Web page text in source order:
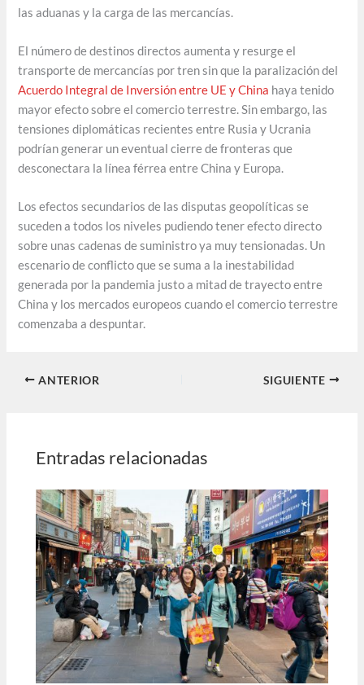
las aduanas y la carga de las mercancías.
El número de destinos directos aumenta y resurge el
transporte de mercancías por tren sin que la paralización del
Acuerdo Integral de Inversión entre UE y China haya tenido
mayor efecto sobre el comercio terrestre. Sin embargo, las
tensiones diplomáticas recientes entre Rusia y Ucrania
podrían generar un eventual cierre de fronteras que
desconectara la línea férrea entre China y Europa.
Los efectos secundarios de las disputas geopolíticas se
suceden a todos los niveles pudiendo tener efecto directo
sobre unas cadenas de suministro ya muy tensionadas. Un
escenario de conflicto que se suma a la inestabilidad
generada por la pandemia justo a mitad de trayecto entre
China y los mercados europeos cuando el comercio terrestre
comenzaba a despuntar.
ANTERIOR SIGUIENTE
Entradas relacionadas